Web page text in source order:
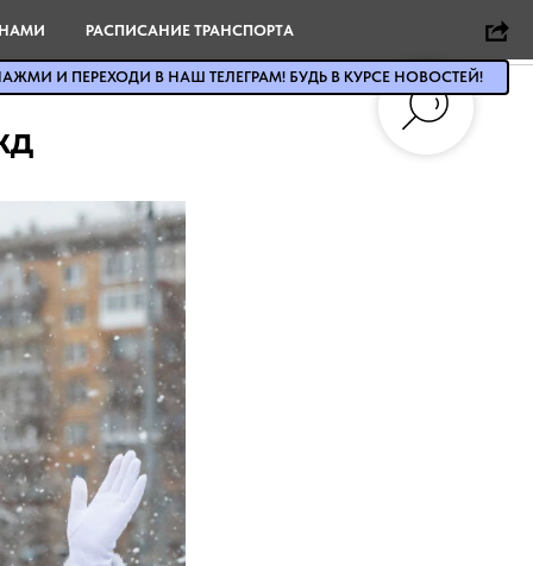
РАСПИСАНИЕ ТРАНСПОРТА
И ПЕРЕХОДИ В НАШ ТЕЛЕГРАМ! БУДЬ В КУРСЕ НОВОСТЕЙ!